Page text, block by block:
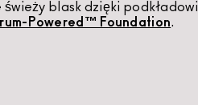
świeży blask dzięki podkładowi
Powered™ Foundation.